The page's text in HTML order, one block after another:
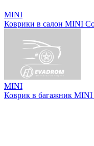
MINI
Коврики в салон MINI
MINI
Коврик в багажник MINI